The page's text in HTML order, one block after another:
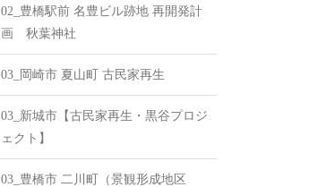
02_豊橋駅前 名豊ビル跡地 再開発計
画 秋葉神社
03_岡崎市 夏山町 古民家再生
03_新城市【古民家再生・黒谷プロジ
ェクト】
03_豊橋市 二川町（景観形成地区